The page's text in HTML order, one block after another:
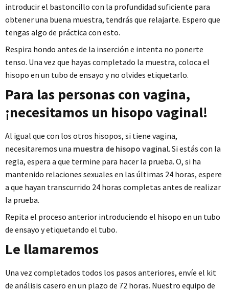
introducir el bastoncillo con la profundidad suficiente para
obtener una buena muestra, tendrás que relajarte. Espero que
tengas algo de práctica con esto.
Respira hondo antes de la inserción e intenta no ponerte
tenso. Una vez que hayas completado la muestra, coloca el
hisopo en un tubo de ensayo y no olvides etiquetarlo.
Para las personas con vagina,
¡necesitamos un hisopo vaginal!
Al igual que con los otros hisopos, si tiene vagina,
necesitaremos una muestra de hisopo vaginal. Si estás con la
regla, espera a que termine para hacer la prueba. O, si ha
mantenido relaciones sexuales en las últimas 24 horas, espere
a que hayan transcurrido 24 horas completas antes de realizar
la prueba.
Repita el proceso anterior introduciendo el hisopo en un tubo
de ensayo y etiquetando el tubo.
Le llamaremos
Una vez completados todos los pasos anteriores, envíe el kit
de análisis casero en un plazo de 72 horas. Nuestro equipo de